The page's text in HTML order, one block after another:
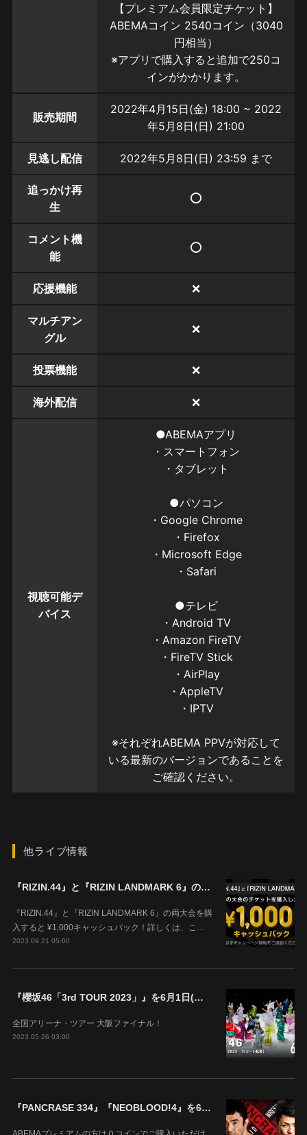
他ライブ情報
『RIZIN.44』と『RIZIN LANDMARK 6』の両大会を購入すると ¥1,000キャッシュバック！
『RIZIN.44』と『RIZIN LANDMARK 6』の両大会を購
入すると ¥1,000キャッシュバック！詳しくは、こ…
2023.09.21 05:00
『櫻坂46「3rd TOUR 2023」』を6月1日(木)18時よりABEMAで生配信決定！
全国アリーナ・ツアー 大阪ファイナル！
2023.05.26 03:00
『PANCRASE 334』『NEOBLOOD!4』を6月4日(日)14時00分よりABEMAで生中継！